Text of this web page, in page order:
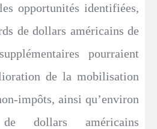
opportunités identifiées,
de dollars américains de
pourraient
de la mobilisation
impôts, ainsi qu’environ
dollars américains